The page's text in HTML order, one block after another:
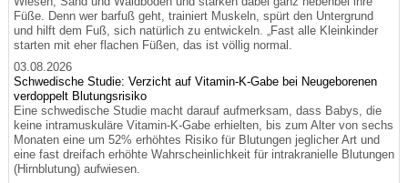
Füße. Denn wer barfuß geht, trainiert Muskeln, spürt den Untergrund
und hilft dem Fuß, sich natürlich zu entwickeln. „Fast alle Kleinkinder
starten mit eher flachen Füßen, das ist völlig normal.
03.08.2026
Schwedische Studie: Verzicht auf Vitamin-K-Gabe bei Neugeborenen
verdoppelt Blutungsrisiko
Eine schwedische Studie macht darauf aufmerksam, dass Babys, die
keine intramuskuläre Vitamin-K-Gabe erhielten, bis zum Alter von sechs
Monaten eine um 52% erhöhtes Risiko für Blutungen jeglicher Art und
eine fast dreifach erhöhte Wahrscheinlichkeit für intrakranielle Blutungen
(Hirnblutung) aufwiesen.